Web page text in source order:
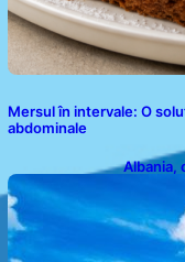
Mersul în intervale: O
abdominale
Albania,